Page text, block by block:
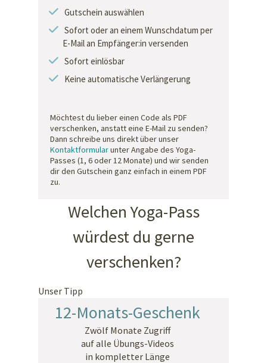
Gutschein auswählen
Sofort oder an einem Wunschdatum per
E-Mail an Empfänger:in versenden
Sofort einlösbar
Keine automatische Verlängerung
Möchtest du lieber einen Code als PDF
verschenken, anstatt eine E-Mail zu senden?
Dann schreibe uns direkt über unser
Kontaktformularunter Angabe des Yoga-
Passes (1, 6 oder 12 Monate) und wir senden
dir den Gutschein ganz einfach in einem PDF
zu.
Welchen Yoga-Pass
würdest du gerne
verschenken?
Unser Tipp
12-Monats-Geschenk
Zwölf Monate Zugriff
auf alle Übungs-Videos
in kompletter Länge